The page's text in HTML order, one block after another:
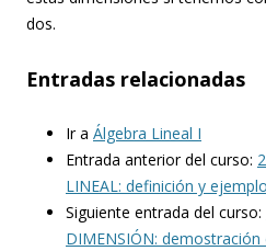
dos.
Entradas relacionadas
Ir a Álgebra Lineal I
Entrada anterior del curso:
LINEAL: definición y
Siguiente entrada del curso:
DIMENSIÓN: demostración